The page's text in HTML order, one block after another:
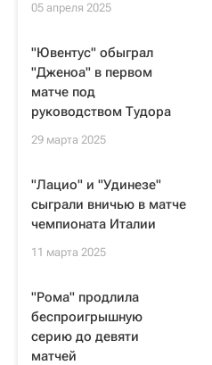
05 апреля 2025
"Ювентус" обыграл
"Дженоа" в первом
матче под
руководством Тудора
29 марта 2025
"Лацио" и "Удинезе"
сыграли вничью в матче
чемпионата Италии
11 марта 2025
"Рома" продлила
беспроигрышную
серию до девяти
матчей